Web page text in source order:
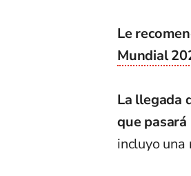
Le
Mundial
La llegada
que
incluyo una